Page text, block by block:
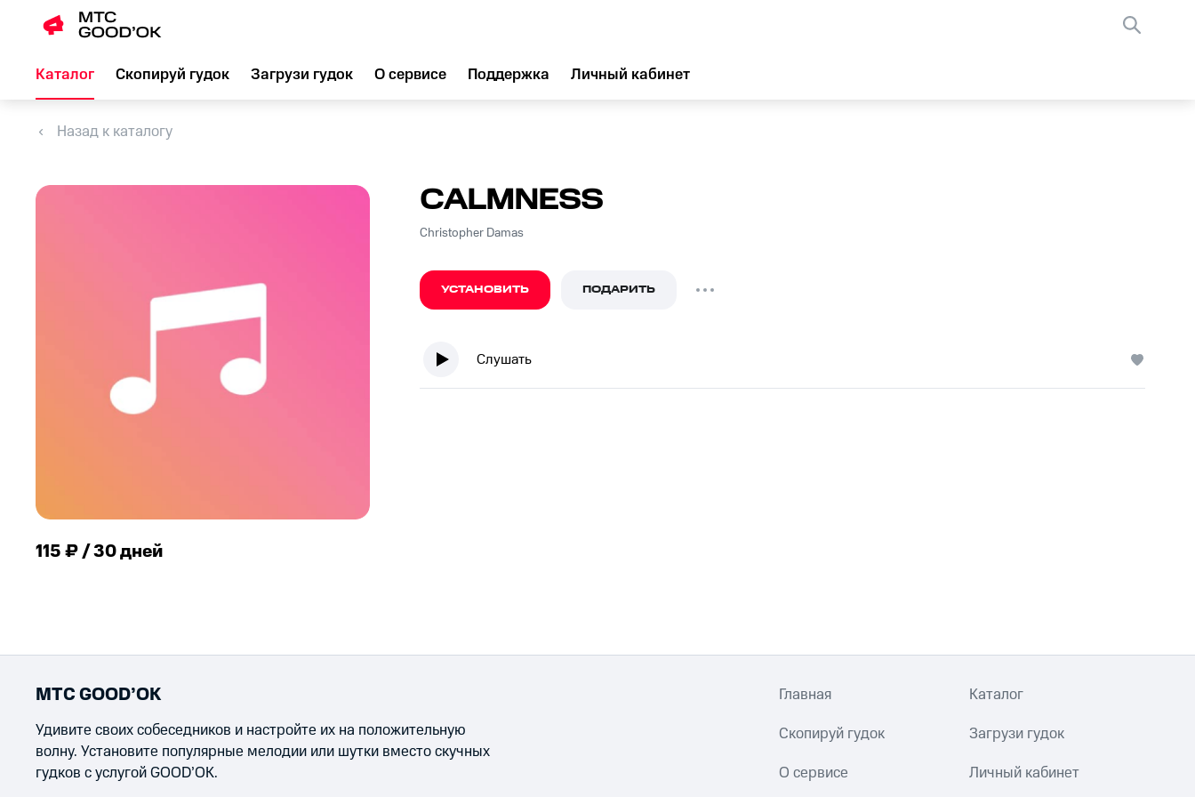
Каталог Скопируй гудок Загрузи гудок О сервисе Поддержка Личный кабинет
Назад к каталогу
115 ₽ / 30 дней
CALMNESS
Christopher Damas
УСТАНОВИТЬ ПОДАРИТЬ
Слушать
МТС GOOD’OK
Удивите своих собеседников и настройте их на положительную
волну. Установите популярные мелодии или шутки вместо скучных
гудков с услугой GOOD’OK.
Главная Каталог
Скопируй гудок Загрузи гудок
О сервисе Личный кабинет